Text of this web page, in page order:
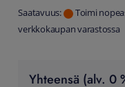
Saatavuus:
Toimi
verkkokaupan varastossa
Yhteensä (alv. 0